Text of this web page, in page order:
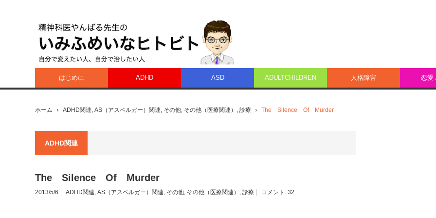
はじめに ADHD ASD ADULTCHILDREN 人格障害 恋愛
ホーム ADHD関連, AS（アスペルガー）関連, その他, その他（医療関連） , 診療 The Silence Of Murder
ADHD関連
The Silence Of Murder
2013/5/6 ADHD関連, AS（アスペルガー）関連, その他, その他（医療関連） , 診療 コメント: 32